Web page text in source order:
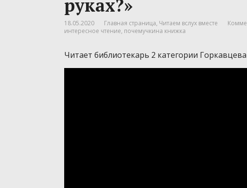
руках?»
18.05.2020 Главная страница, Читаем вслух вместе
интересное чтение, почемучкина книжка
Читает библиотекарь 2 категории